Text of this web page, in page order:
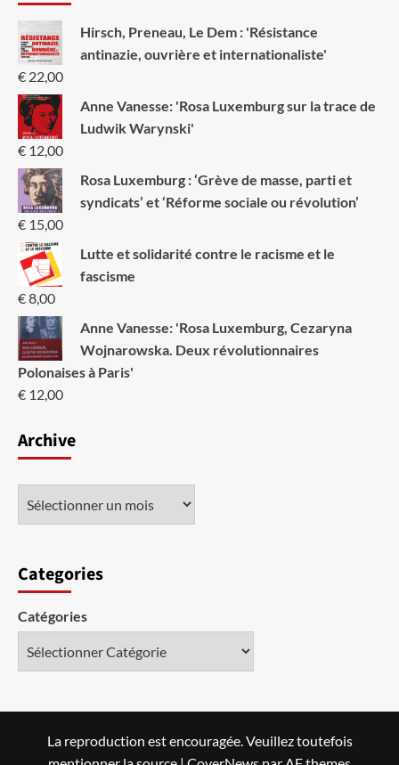
Hirsch, Preneau, Le Dem : 'Résistance
antinazie, ouvrière et internationaliste'
€ 22,00
Anne Vanesse: 'Rosa Luxemburg sur la trace de
Ludwik Warynski'
€ 12,00
Rosa Luxemburg : ‘Grève de masse, parti et
syndicats’ et ‘Réforme sociale ou révolution’
€ 15,00
Lutte et solidarité contre le racisme et le
fascisme
€8,00
Anne Vanesse: 'Rosa Luxemburg, Cezaryna
Wojnarowska. Deux révolutionnaires
Polonaises à Paris'
€ 12,00
Archive
Categories
Catégories
La reproduction est encouragée. Veuillez toutefois